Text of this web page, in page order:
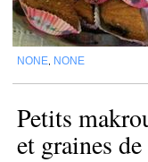
NONE NONE
Petits
et graines de